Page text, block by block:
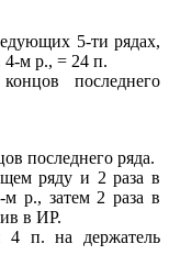
5-ти рядах,
4-м р., = 24 п.
последнего
последнего ряда.
ряду и 2 раза в
р., затем 2 раза в
в ИР.
4 п. на держатель